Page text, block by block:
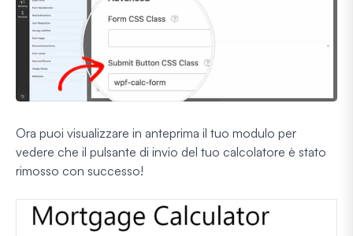
Ora puoi visualizzare in anteprima il tuo modulo per
vedere che il pulsante di invio del tuo calcolatore è stato
rimosso con successo!